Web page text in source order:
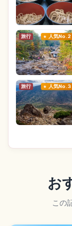
旅行 人気No.2
旅行 人気No.3
お
この